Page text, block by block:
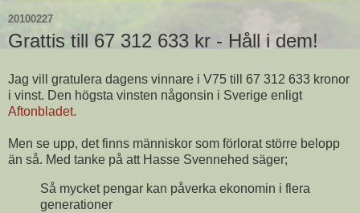
20100227
Grattis till 67 312 633 kr - Håll i dem!
Jag vill gratulera dagens vinnare i V75 till 67 312 633 kronor
i vinst. Den högsta vinsten någonsin i Sverige enligt
Aftonbladet.
Men se upp, det finns människor som förlorat större belopp
än så. Med tanke på att Hasse Svennehed säger;
Så mycket pengar kan påverka ekonomin i flera
generationer